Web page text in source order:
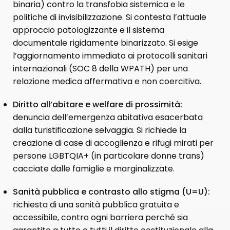
binaria) contro la transfobia sistemica e le
politiche di invisibilizzazione. Si contesta l’attuale
approccio patologizzante e il sistema
documentale rigidamente binarizzato. Si esige
l’aggiornamento immediato ai protocolli sanitari
internazionali (SOC 8 della WPATH) per una
relazione medica affermativa e non coercitiva.
Diritto all’abitare e welfare di prossimità:
denuncia dell’emergenza abitativa esacerbata
dalla turistificazione selvaggia. Si richiede la
creazione di case di accoglienza e rifugi mirati per
persone LGBTQIA+ (in particolare donne trans)
cacciate dalle famiglie e marginalizzate.
Sanità pubblica e contrasto allo stigma (U=U):
richiesta di una sanità pubblica gratuita e
accessibile, contro ogni barriera perché sia